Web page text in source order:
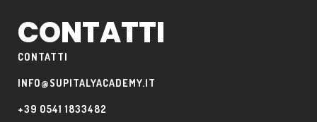
CONTATTI
CONTATTI
INFO@SUPITALYACADEMY.IT
+39 0541 1833482